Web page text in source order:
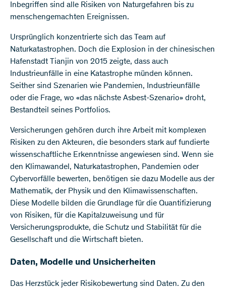
Inbegriffen sind alle Risiken von Naturgefahren bis zu
menschengemachten Ereignissen.
Ursprünglich konzentrierte sich das Team auf
Naturkatastrophen. Doch die Explosion in der chinesischen
Hafenstadt Tianjin von 2015 zeigte, dass auch
Industrieunfälle in eine Katastrophe münden können.
Seither sind Szenarien wie Pandemien, Industrieunfälle
oder die Frage, wo «das nächste Asbest-Szenario» droht,
Bestandteil seines Portfolios.
Versicherungen gehören durch ihre Arbeit mit komplexen
Risiken zu den Akteuren, die besonders stark auf fundierte
wissenschaftliche Erkenntnisse angewiesen sind. Wenn sie
den Klimawandel, Naturkatastrophen, Pandemien oder
Cybervorfälle bewerten, benötigen sie dazu Modelle aus der
Mathematik, der Physik und den Klimawissenschaften.
Diese Modelle bilden die Grundlage für die Quantifizierung
von Risiken, für die Kapitalzuweisung und für
Versicherungsprodukte, die Schutz und Stabilität für die
Gesellschaft und die Wirtschaft bieten.
Daten, Modelle und Unsicherheiten
Das Herzstück jeder Risikobewertung sind Daten. Zu den